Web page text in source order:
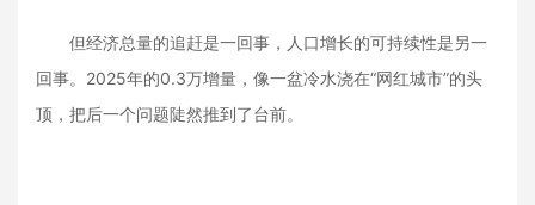
但经济总量的追赶是一回事，人口增长的可持续性是另一
回事。2025年的0.3万增量，像一盆冷水浇在“网红城市”的头
顶，把后一个问题陡然推到了台前。